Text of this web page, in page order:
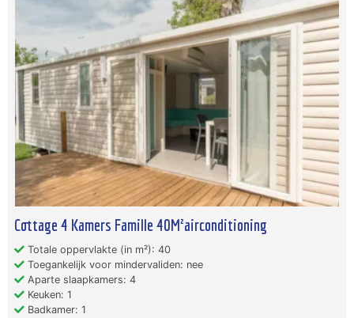
Cottage 4 Kamers Famille 40M²airconditioning
Totale oppervlakte (in m²): 40
Toegankelijk voor mindervaliden: nee
Aparte slaapkamers: 4
Keuken: 1
Badkamer: 1